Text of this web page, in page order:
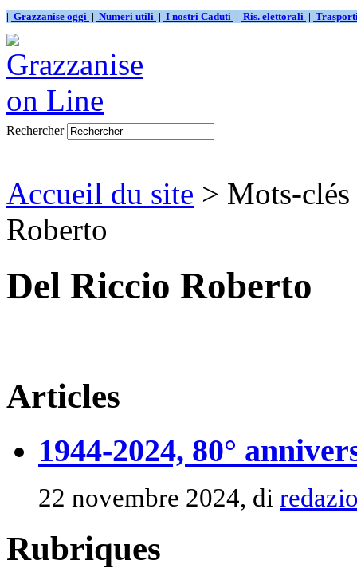
| Grazzanise oggi | Numeri utili | I nostri Caduti | Ris. elettorali |
Rechercher
Accueil du site > Mots-
Roberto
Del Riccio Roberto
Articles
1944-2024, 80°
22 novembre 2024, di
Rubriques